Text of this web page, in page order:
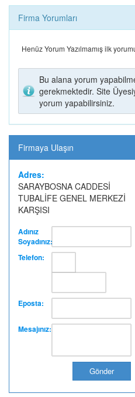
GÖNÜL KAHVESİ
TATLI PARK (1)
MODA TESETTÜR
ZURNA DÜRÜM
ŞEHZADE
Firma Yorumları
Henüz Yorum Yazılmamış ilk
Bu alana yorum
gerekmektedir. Site
yorum yapabilirsiniz.
Firmaya Ulaşın
Adres:
SARAYBOSNA CADDESİ
TUBALİFE GENEL MERKEZİ
KARŞISI
Adınız
Soyadınız:
Telefon:
Eposta:
Mesajınız: